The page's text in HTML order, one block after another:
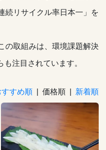
続リサイクル率日本一」を
の取組みは、環境課題解決
注目されています。
すすめ順 | 価格順 | 新着順